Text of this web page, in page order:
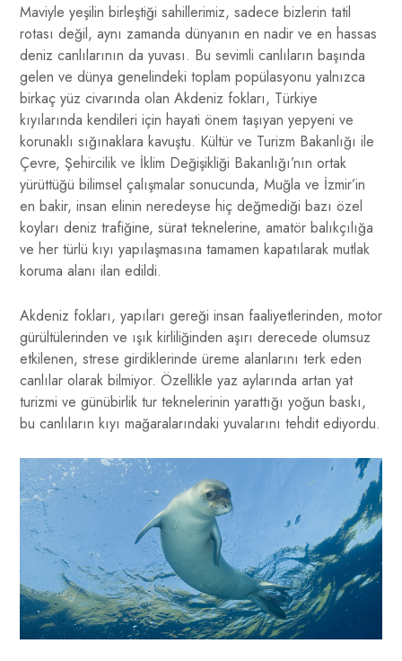
Maviyle yeşilin birleştiği sahillerimiz, sadece bizlerin tatil
rotası değil, aynı zamanda dünyanın en nadir ve en hassas
deniz canlılarının da yuvası. Bu sevimli canlıların başında
gelen ve dünya genelindeki toplam popülasyonu yalnızca
birkaç yüz civarında olan Akdeniz fokları, Türkiye
kıyılarında kendileri için hayati önem taşıyan yepyeni ve
korunaklı sığınaklara kavuştu. Kültür ve Turizm Bakanlığı ile
Çevre, Şehircilik ve İklim Değişikliği Bakanlığı’nın ortak
yürüttüğü bilimsel çalışmalar sonucunda, Muğla ve İzmir’in
en bakir, insan elinin neredeyse hiç değmediği bazı özel
koyları deniz trafiğine, sürat teknelerine, amatör balıkçılığa
ve her türlü kıyı yapılaşmasına tamamen kapatılarak mutlak
koruma alanı ilan edildi.
Akdeniz fokları, yapıları gereği insan faaliyetlerinden, motor
gürültülerinden ve ışık kirliliğinden aşırı derecede olumsuz
etkilenen, strese girdiklerinde üreme alanlarını terk eden
canlılar olarak bilmiyor. Özellikle yaz aylarında artan yat
turizmi ve günübirlik tur teknelerinin yarattığı yoğun baskı,
bu canlıların kıyı mağaralarındaki yuvalarını tehdit ediyordu.